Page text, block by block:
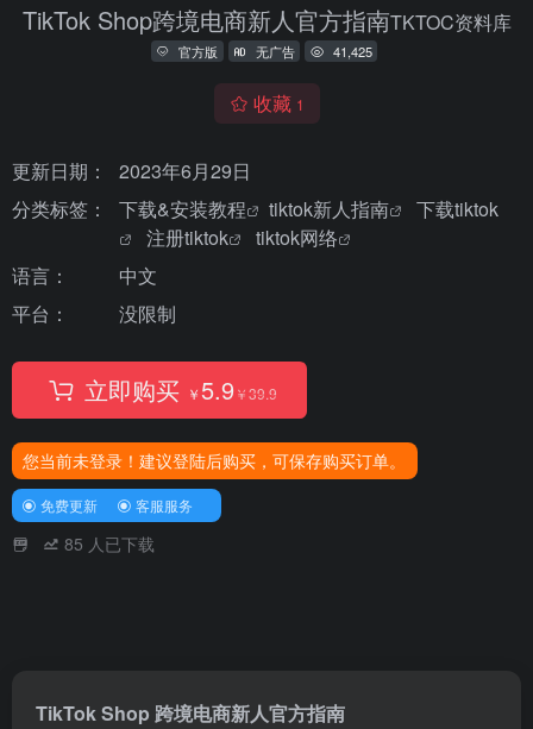
TikTok Shop跨境电商新人官方指南TKTOC资料库
官方版 无广告 41,425
收藏 1
更新日期：
2023年6月29日
分类标签：
下载&安装教程 tiktok新人指南
下载tiktok
注册tiktok
tiktok网络
语言：
中文
平台：
没限制
立即购买 ￥5.9￥39.9
您当前未登录！建议登陆后购买，可保存购买订单。
免费更新 客服服务
85 人已下载
TikTok Shop 跨境电商新人官方指南